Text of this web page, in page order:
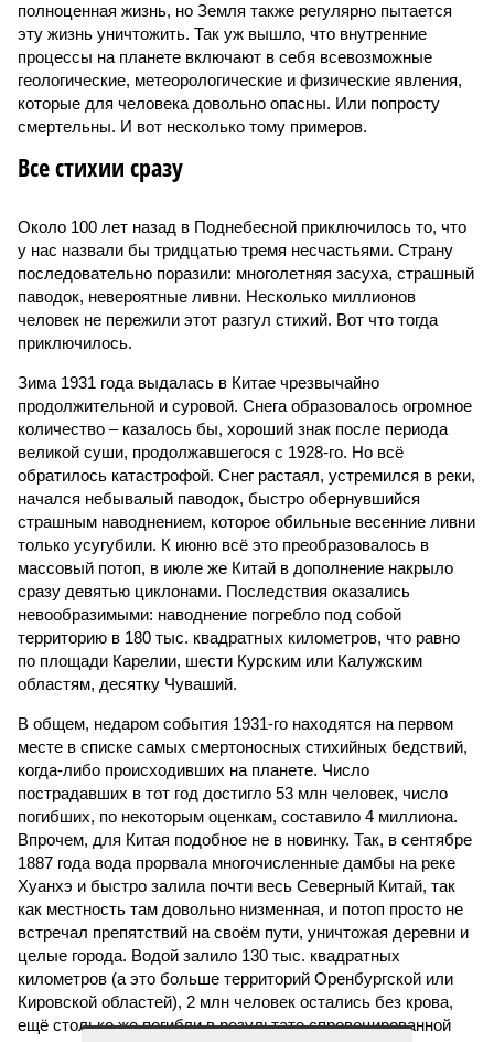
полноценная жизнь, но Земля также регулярно пытается
эту жизнь уничтожить. Так уж вышло, что внутренние
процессы на планете включают в себя всевозможные
геологические, метеорологические и физические явления,
которые для человека довольно опасны. Или попросту
смертельны. И вот несколько тому примеров.
Все стихии сразу
Около 100 лет назад в Поднебесной приключилось то, что
у нас назвали бы тридцатью тремя несчастьями. Страну
последовательно поразили: многолетняя засуха, страшный
паводок, невероятные ливни. Несколько миллионов
человек не пережили этот разгул стихий. Вот что тогда
приключилось.
Зима 1931 года выдалась в Китае чрезвычайно
продолжительной и суровой. Снега образовалось огромное
количество – казалось бы, хороший знак после периода
великой суши, продолжавшегося с 1928-го. Но всё
обратилось катастрофой. Снег растаял, устремился в реки,
начался небывалый паводок, быстро обернувшийся
страшным наводнением, которое обильные весенние ливни
только усугубили. К июню всё это преобразовалось в
массовый потоп, в июле же Китай в дополнение накрыло
сразу девятью циклонами. Последствия оказались
невообразимыми: наводнение погребло под собой
территорию в 180 тыс. квадратных километров, что равно
по площади Карелии, шести Курским или Калужским
областям, десятку Чуваший.
В общем, недаром события 1931-го находятся на первом
месте в списке самых смертоносных стихийных бедствий,
когда-либо происходивших на планете. Число
пострадавших в тот год достигло 53 млн человек, число
погибших, по некоторым оценкам, составило 4 миллиона.
Впрочем, для Китая подобное не в новинку. Так, в сентябре
1887 года вода прорвала многочисленные дамбы на реке
Хуанхэ и быстро залила почти весь Северный Китай, так
как местность там довольно низменная, и потоп просто не
встречал препятствий на своём пути, уничтожая деревни и
целые города. Водой залило 130 тыс. квадратных
километров (а это больше территорий Оренбургской или
Кировской областей), 2 млн человек остались без крова,
ещё столько же погибли в результате спровоцированной